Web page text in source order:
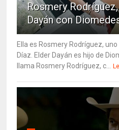
Rosmery
Dayán con
Ella es Rosmery Rodríguez,
Díaz. Elder Dayán es hijo de
llama Rosmery Rodríguez, c...